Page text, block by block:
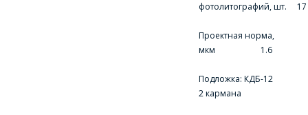
фотолитографий, шт. 17
Проектная норма,
мкм 1.6
Подложка: КДБ-12
2 кармана